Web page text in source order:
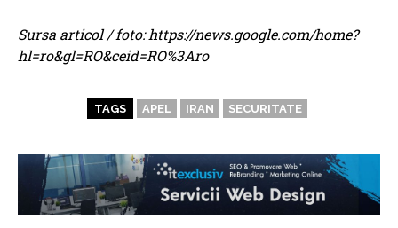
Sursa articol / foto: https://news.google.com/home?
hl=ro&gl=RO&ceid=RO%3Aro
TAGS APEL IRAN SECURITATE